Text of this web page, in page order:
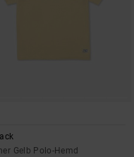
Gelb Polo-Hemd